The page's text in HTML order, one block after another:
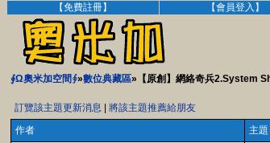
【免費註冊】 【會員登入】
∮Ω奧米加空間∮»數位典藏區»【原創】網絡奇兵2.System
訂覽該主題更新消息
將該主題推薦給朋友
作者
主